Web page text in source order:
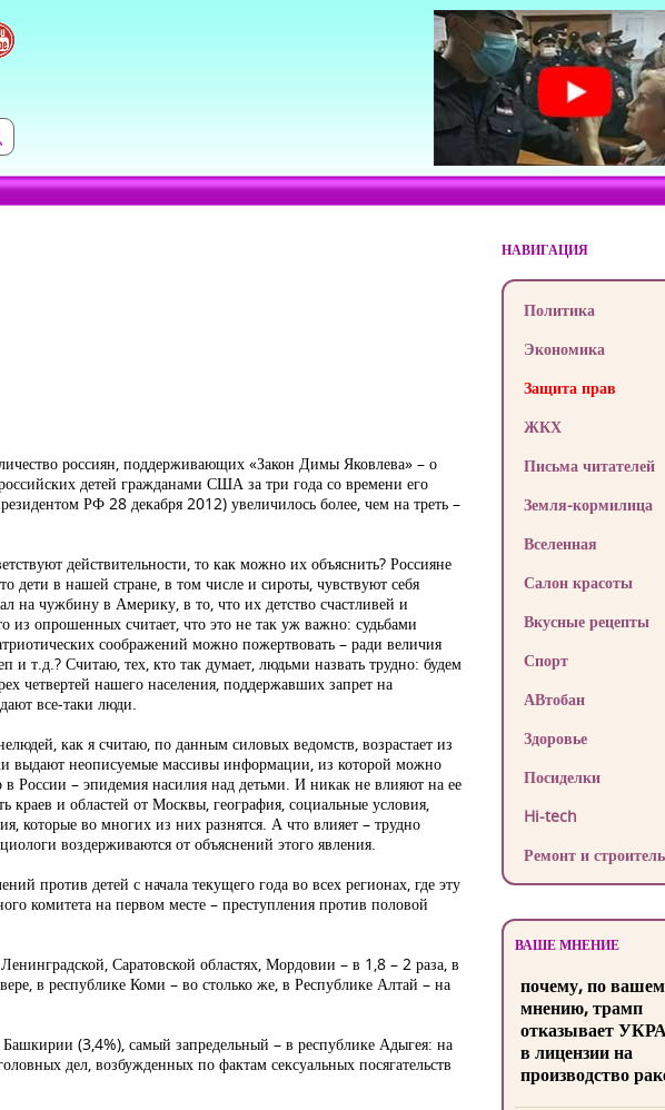
россиян, поддерживающих «Закон Димы Яковлева» – о
детей гражданами США за три года со времени его
РФ 28 декабря 2012) увеличилось более, чем на треть –
действительности, то как можно их объяснить? Россияне
дети в нашей стране, в том числе и сироты, чувствуют себя
на чужбину в Америку, в то, что их детство счастливей и
из опрошенных считает, что это не так уж важно: судьбами
соображений можно пожертвовать – ради величия
и т.д.? Считаю, тех, кто так думает, людьми назвать трудно: будем
четвертей нашего населения, поддержавших запрет на
все-таки люди.
как я считаю, по данным силовых ведомств, возрастает из
выдают неописуемые массивы информации, из которой можно
России – эпидемия насилия над детьми. И никак не влияют на ее
краев и областей от Москвы, география, социальные условия,
которые во многих из них разнятся. А что влияет – трудно
воздерживаются от объяснений этого явления.
против детей с начала текущего года во всех регионах, где эту
комитета на первом месте – преступления против половой
Саратовской областях, Мордовии – в 1,8 – 2 раза, в
в республике Коми – во столько же, в Республике Алтай – на
(3,4%), самый запредельный – в республике Адыгея: на
дел, возбужденных по фактам сексуальных посягательств
НАВИГАЦИЯ
Политика
Экономика
Защита прав
ЖКХ
Письма читателей
Земля-кормилица
Вселенная
Салон красоты
Вкусные рецепты
Спорт
АВтобан
Здоровье
Посиделки
Hi-tech
Ремонт и
ВАШЕ МНЕНИЕ
почему, по
мнению, трамп
отказывает
в лицензии на
производство